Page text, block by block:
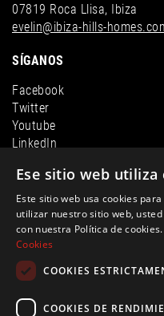
07819 Roca Llisa, Ibiza
evelin@ibiza-hills-
SÍGANOS
Facebook
Twitter
Youtube
LinkedIn
Ese sitio web utiliza
Este sitio web usa cookies
utilizar nuestro sitio web,
con nuestra Política de cookies.
Cookies
COOKIES
COOKIES DE